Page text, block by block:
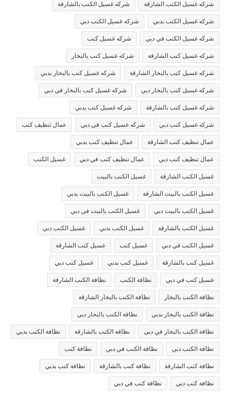
شركه غسيل الكنب الشارقة شركه غسيل الكنب بالشارقة
شركه غسيل الكنب بدبي شركه غسيل الكنب دبي
شركه غسيل الكنب في دبي شركه غسيل كنب
شركه غسيل كنب الشارقة شركه غسيل كنب بالبخار
شركه غسيل كنب بالبخار الشارقة شركه غسيل كنب بالبخار بدبي
شركه غسيل كنب بالبخار دبي شركه غسيل كنب بالبخار في دبي
شركه غسيل كنب بالشارقة شركه غسيل كنب بدبي
شركه غسيل كنب دبي شركه غسيل كنب في دبي عمال تنظيف كنب
عمال تنظيف كنب الشارقة عمال تنظيف كنب بدبي
عمال تنظيف كنب دبي عمال تنظيف كنب في دبي غسيل الكنب
غسيل الكنب الشارقة غسيل الكنب بالبيت
غسيل الكنب بالبيت الشارقة غسيل الكنب بالبيت بدبي
غسيل الكنب بالبيت دبي غسيل الكنب بالبيت في دبي
غسيل الكنب بالشارقة غسيل الكنب بدبي غسيل الكنب دبي
غسيل الكنب في دبي غسيل كنب غسيل كنب الشارقة
غسيل كنب بالشارقة غسيل كنب بدبي غسيل كنب دبي
غسيل كنب في دبي نظافة الكنب نظافة الكنب الشارقة
نظافة الكنب بالبخار نظافة الكنب بالبخار الشارقة
نظافة الكنب بالبخار بدبي نظافة الكنب بالبخار دبي
نظافة الكنب بالبخار في دبي نظافة الكنب بالشارقة نظافة الكنب بدبي
نظافة الكنب دبي نظافة الكنب في دبي نظافة كنب
نظافة كنب الشارقة نظافة كنب بالشارقة نظافة كنب بدبي
نظافة كنب دبي نظافة كنب في دبي